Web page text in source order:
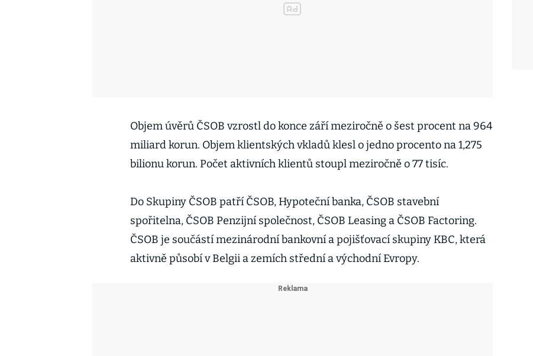
Objem úvěrů ČSOB vzrostl do konce září meziročně o šest procent na 964
miliard korun. Objem klientských vkladů klesl o jedno procento na 1,275
bilionu korun. Počet aktivních klientů stoupl meziročně o 77 tisíc.
Do Skupiny ČSOB patří ČSOB, Hypoteční banka, ČSOB stavební
spořitelna, ČSOB Penzijní společnost, ČSOB Leasing a ČSOB Factoring.
ČSOB je součástí mezinárodní bankovní a pojišťovací skupiny KBC, která
aktivně působí v Belgii a zemích střední a východní Evropy.